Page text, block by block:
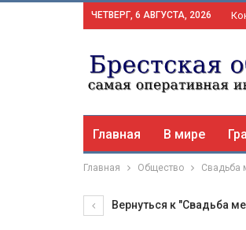
ЧЕТВЕРГ, 6 АВГУСТА, 2026
Главная В мире
Главная Общество Свадьба
Вернуться к "Свадьба